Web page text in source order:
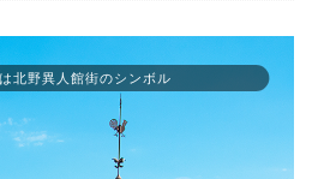
北野異人館街のシンボル